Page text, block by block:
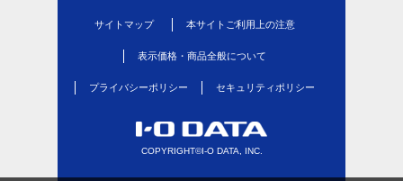
サイトマップ 本サイトご利用上の注意
表示価格・商品全般について
プライバシーポリシー セキュリティポリシー
COPYRIGHT©I-O DATA, INC.